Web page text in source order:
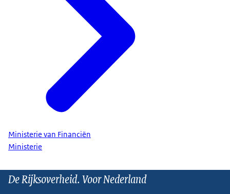
Ministerie van Financiën
Ministerie
De Rijksoverheid. Voor Nederland